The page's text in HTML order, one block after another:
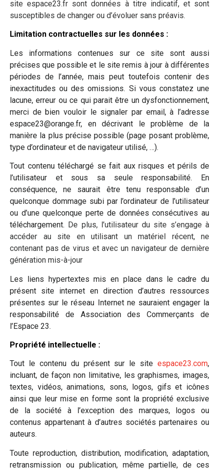
site espace23.fr sont données à titre indicatif, et sont
susceptibles de changer ou d’évoluer sans préavis.
Limitation contractuelles sur les données :
Les informations contenues sur ce site sont aussi
précises que possible et le site remis à jour à différentes
périodes de l’année, mais peut toutefois contenir des
inexactitudes ou des omissions. Si vous constatez une
lacune, erreur ou ce qui parait être un dysfonctionnement,
merci de bien vouloir le signaler par email, à l’adresse
espace23@orange.fr, en décrivant le problème de la
manière la plus précise possible (page posant problème,
type d’ordinateur et de navigateur utilisé, …).
Tout contenu téléchargé se fait aux risques et périls de
l’utilisateur et sous sa seule responsabilité. En
conséquence, ne saurait être tenu responsable d’un
quelconque dommage subi par l’ordinateur de l’utilisateur
ou d’une quelconque perte de données consécutives au
téléchargement. De plus, l’utilisateur du site s’engage à
accéder au site en utilisant un matériel récent, ne
contenant pas de virus et avec un navigateur de dernière
génération mis-à-jour
Les liens hypertextes mis en place dans le cadre du
présent site internet en direction d’autres ressources
présentes sur le réseau Internet ne sauraient engager la
responsabilité de Association des Commerçants de
l’Espace 23.
Propriété intellectuelle :
Tout le contenu du présent sur le site espace23.com,
incluant, de façon non limitative, les graphismes, images,
textes, vidéos, animations, sons, logos, gifs et icônes
ainsi que leur mise en forme sont la propriété exclusive
de la société à l’exception des marques, logos ou
contenus appartenant à d’autres sociétés partenaires ou
auteurs.
Toute reproduction, distribution, modification, adaptation,
retransmission ou publication, même partielle, de ces